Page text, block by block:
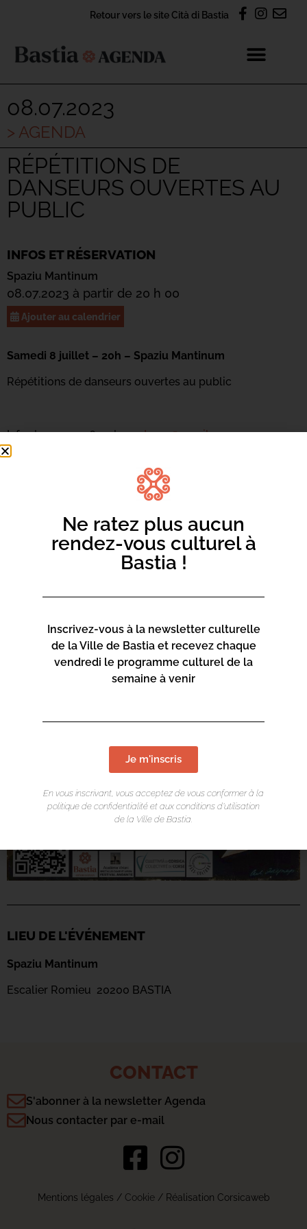
Retour vers le site Cità di Bastia
08.07.2023
> AGENDA
RÉPÉTITIONS DE
DANSEURS OUVERTES AU
PUBLIC
INFOS ET RÉSERVATION
Spaziu Mantinum
08.07.2023 à partir de 20 h 00
Ajouter au calendrier
Samedi 8 juillet – 20h – Spaziu Mantinum
Répétitions de danseurs ouvertes au public
Infos | 04 95 31 16 94 |aca.danse@gmail.com
LIEU DE L'ÉVÉNEMENT
Spaziu Mantinum
Escalier Romieu 20200 BASTIA
CONTACT
S'abonner à la newsletter Agenda
Nous contacter par e-mail
Mentions légales / Cookie/ Réalisation Corsicaweb
Ne ratez plus aucun
rendez-vous culturel à
Bastia !
Inscrivez-vous à la newsletter culturelle
de la Ville de Bastia et recevez chaque
vendredi le programme culturel de la
semaine à venir
Je m'inscris
En vous inscrivant, vous acceptez de vous conformer à la
politique de confidentialité et aux conditions d’utilisation
de la Ville de Bastia.